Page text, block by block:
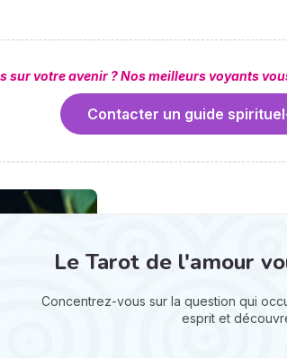
sur votre avenir ? Nos meilleurs voyants
Contacter un guide spirituel
Le Tarot de l'amour
Concentrez-vous sur la question qui
esprit et